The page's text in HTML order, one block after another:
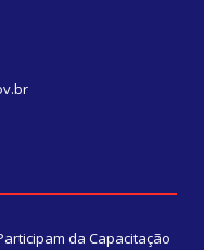
da Capacitação